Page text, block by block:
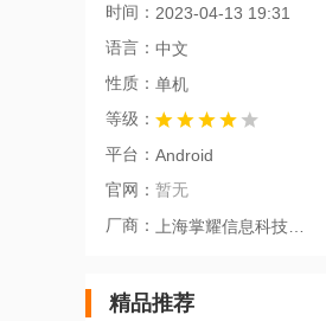
时间： 2023-04-13 19:31
语言： 中文
性质： 单机
等级：
平台： Android
官网： 暂无
厂商： 上海掌耀信息科技有限公司
精品推荐